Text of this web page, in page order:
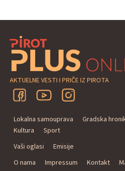
AKTUELNE VESTI I PRIČE IZ PIROTA
Lokalna samouprava Gradska
Kultura
Sport
Vaši oglasi
Emisije
O nama
Impressum Kontakt